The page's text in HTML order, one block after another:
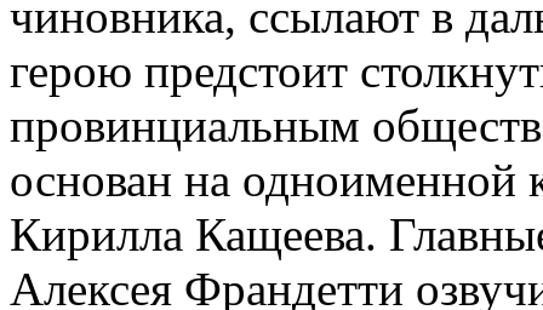
чиновника, ссылают в
герою предстоит
провинциальным
основан на
Кирилла Кащеева.
Алексея Франдетти